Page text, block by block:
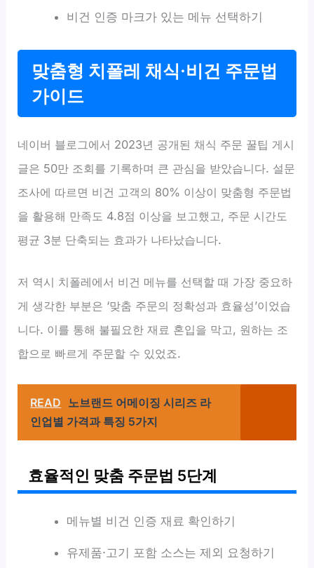
비건 인증 마크가 있는 메뉴 선택하기
맞춤형 치폴레 채식·비건 주문법
가이드
네이버 블로그에서 2023년 공개된 채식 주문 꿀팁 게시
글은 50만 조회를 기록하며 큰 관심을 받았습니다. 설문
조사에 따르면 비건 고객의 80% 이상이 맞춤형 주문법
을 활용해 만족도 4.8점 이상을 보고했고, 주문 시간도
평균 3분 단축되는 효과가 나타났습니다.
저 역시 치폴레에서 비건 메뉴를 선택할 때 가장 중요하
게 생각한 부분은 ‘맞춤 주문의 정확성과 효율성’이었습
니다. 이를 통해 불필요한 재료 혼입을 막고, 원하는 조
합으로 빠르게 주문할 수 있었죠.
READ
노브랜드 어메이징 시리즈 라
인업별 가격과 특징 5가지
효율적인 맞춤 주문법 5단계
메뉴별 비건 인증 재료 확인하기
유제품·고기 포함 소스는 제외 요청하기